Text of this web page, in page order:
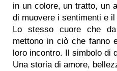
in un colore, un tratto, un
di muovere i sentimenti e il
Lo stesso cuore che
mettono in ciò che fanno
loro incontro. Il simbolo di
Una storia di amore,